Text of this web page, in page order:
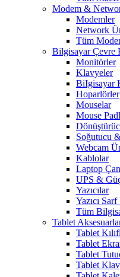
Modem &
Modemler
Network
Tüm
Bilgisayar Çevre
Monitörler
Klavyeler
BiIgisayar
Hoparlörler
Mouselar
Mouse
Soğutucu
Webcam
Kablolar
Laptop
UPS &
Yazıcılar
Yazıcı
Tüm
Tablet
Tablet
Tablet
Tablet
Tablet